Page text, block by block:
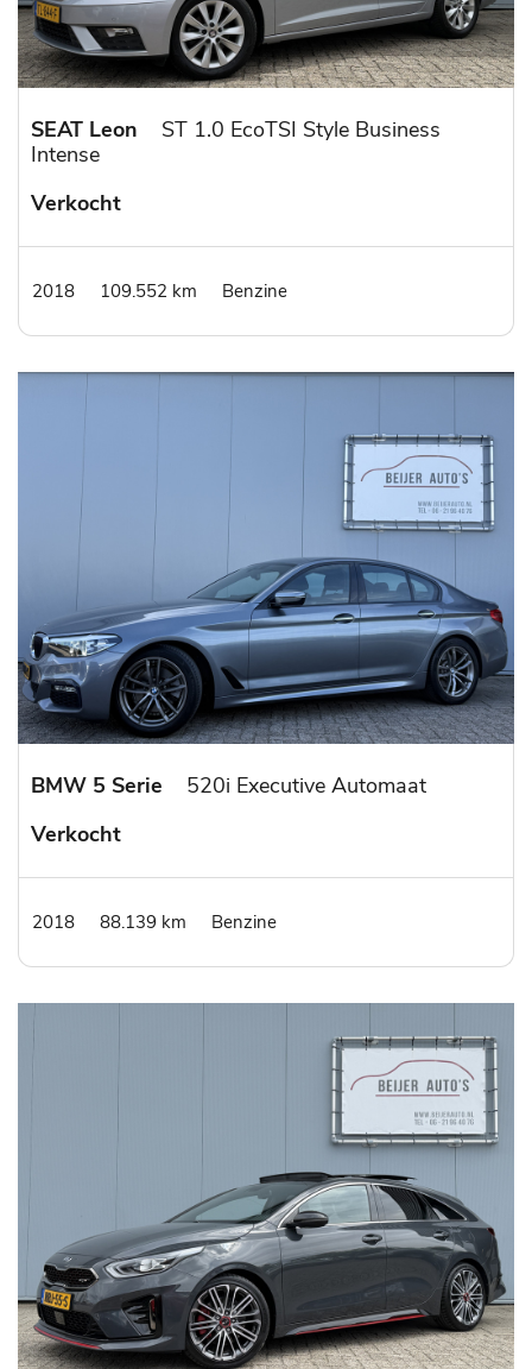
SEAT Leon
ST 1.0 EcoTSI Style Business
Intense
Verkocht
2018 109.552 km Benzine
BMW 5 Serie
520i Executive Automaat
Verkocht
2018 88.139 km Benzine